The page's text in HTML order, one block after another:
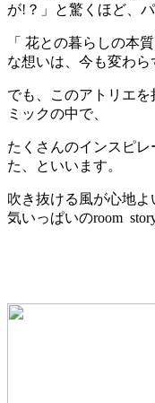
が!？」と驚くほど、
「 花との暮らしの本
な想いは、今も変わら
でも、このアトリエ
ミックの中で、
たくさんのインスピ
た、といいます。
吹き抜ける風が心地
気いっぱいのroom